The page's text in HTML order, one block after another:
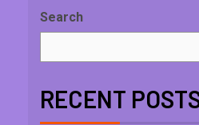
Search
RECENT